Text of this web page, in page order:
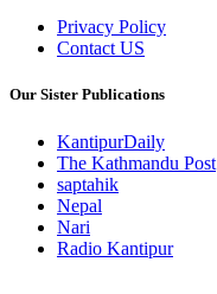
Privacy Policy
Contact US
Our Sister Publications
KantipurDaily
The Kathmandu Post
saptahik
Nepal
Nari
Radio Kantipur